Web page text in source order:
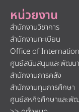
หน่วยงาน
สำนักงานวิชาการ
สำนักงานทะเบียน
Office of
ศูนย์สนับสนุนและพัฒนา
สำนักงานการคลัง
สำนักงานทุนการศึกษา
ศูนย์สหกิจศึกษาและพั